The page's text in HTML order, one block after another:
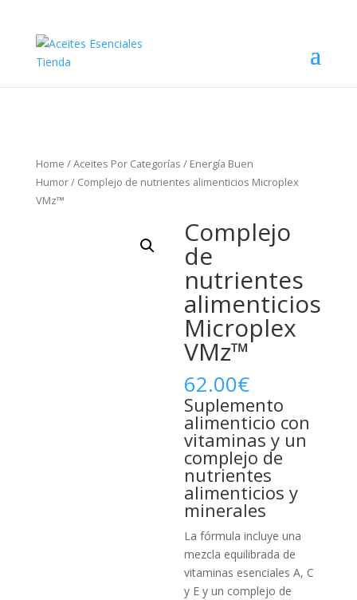
Home /Aceites Por Categorías / Energía Buen
Humor/ Complejo de nutrientes alimenticios Microplex
VMz™
Complejo
de
nutrientes
alimenticios
Microplex
VMz™
62.00€
Suplemento
alimenticio con
vitaminas y un
complejo de
nutrientes
alimenticios y
minerales
La fórmula incluye una
mezcla equilibrada de
vitaminas esenciales A, C
y E y un complejo de